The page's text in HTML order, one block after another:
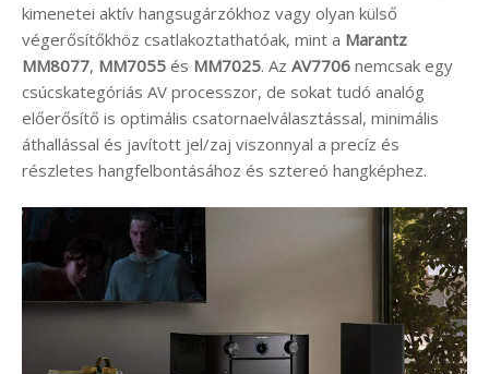
kimenetei aktív hangsugárzókhoz vagy olyan külső
végerősítőkhöz csatlakoztathatóak, mint a Marantz
MM8077, MM7055 és MM7025. Az AV7706 nemcsak egy
csúcskategóriás AV processzor, de sokat tudó analóg
előerősítő is optimális csatornaelválasztással, minimális
áthallással és javított jel/zaj viszonnyal a precíz és
részletes hangfelbontásához és sztereó hangképhez.